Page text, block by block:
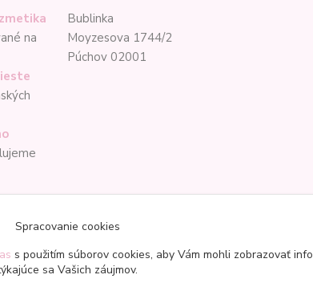
na
Bublinka
Moyzesova 1744/2
Púchov 02001
Spracovanie cookies
s použitím súborov cookies, aby Vám mohli zobrazovať
sa Vašich záujmov.